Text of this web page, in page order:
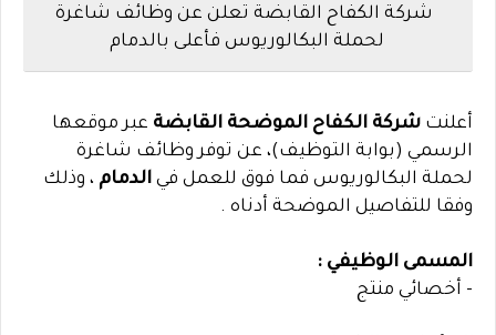
شركة الكفاح القابضة تعلن عن وظائف شاغرة
لحملة البكالوريوس فأعلى بالدمام
أعلنت شركة الكفاح الموضحة القابضة عبر موقعها
الرسمي (بوابة التوظيف)، عن توفر وظائف شاغرة
لحملة البكالوريوس فما فوق للعمل في الدمام ، وذلك
وفقا للتفاصيل الموضحة أدناه .
المسمى الوظيفي :
- أخصائي منتج